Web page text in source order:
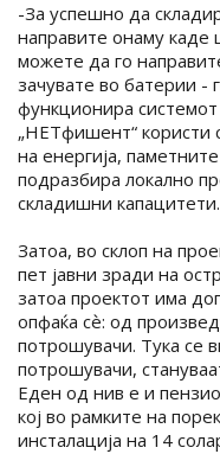
-За успешно да
направите онаму каде
можете да го
зачувате во батерии -
функционира системот
„НЕТфишент“ користи
на енергија,
подразбира локално
складишни капацитети.
Затоа, во склоп на
пет јавни зради на
затоа проектот има
опфаќа сѐ: од
потрошувачи. Тука се
потрошувачи,
Еден од нив е и
кој во рамките на
инсталација на 14